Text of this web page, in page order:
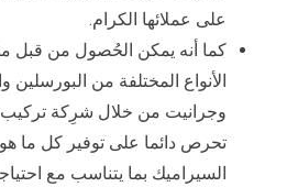
على عملائها الكرام.
كما أنه يمكن الحُصول من قبل
الأنواع المختلفة من البورسلين
وجرانيت من خلال شرِكة تركيب
تحرص دائما على توفير كل ما
السيراميك بما يتناسب مع